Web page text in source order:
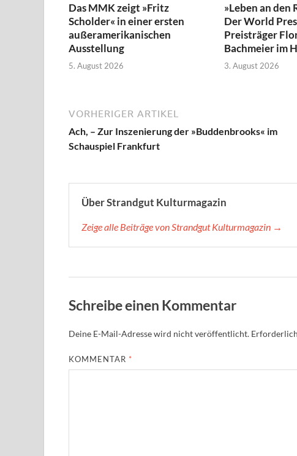
Das MMK zeigt »Fritz
Scholder« in einer ersten
außeramerikanischen
Ausstellung
5. August 2026
»Leben an den
Der World
Preisträger
Bachmeier im
3. August 2026
VORHERIGER ARTIKEL
Ach, – Zur Inszenierung der »Buddenbrooks« im
Schauspiel Frankfurt
Über Strandgut Kulturmagazin
Zeige alle Beiträge von Strandgut Kulturmagazin →
Schreibe einen Kommentar
Deine E-Mail-Adresse wird nicht veröffentlicht.
KOMMENTAR *